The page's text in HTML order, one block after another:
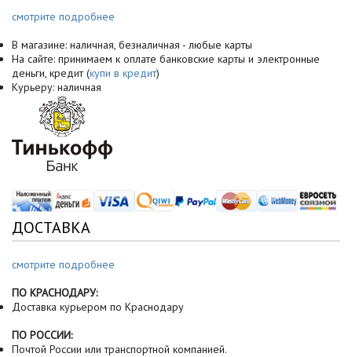
смотрите подробнее
В магазине: наличная, безналичная - любые карты
На сайте: принимаем к оплате банковские карты и электронные
деньги, кредит (купи в кредит)
Курьеру: наличная
ДОСТАВКА
смотрите подробнее
ПО КРАСНОДАРУ:
Доставка курьером по Краснодару
ПО РОССИИ:
Почтой России или транспортной компанией.